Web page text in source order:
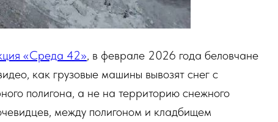
«Среда 42», в феврале 2026 года беловчане
как грузовые машины вывозят снег с
полигона, а не на территорию снежного
между полигоном и кладбищем